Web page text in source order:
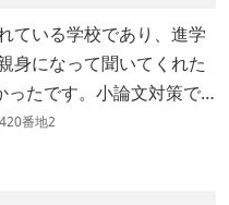
ている学校であり、進学
身になって聞いてくれた
ったです。小論文対策で…
番地2